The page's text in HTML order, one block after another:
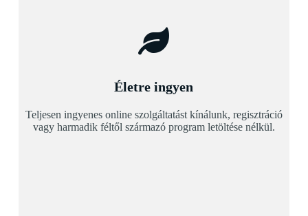
Életre ingyen
Teljesen ingyenes online szolgáltatást kínálunk, regisztráció
vagy harmadik féltől származó program letöltése nélkül.